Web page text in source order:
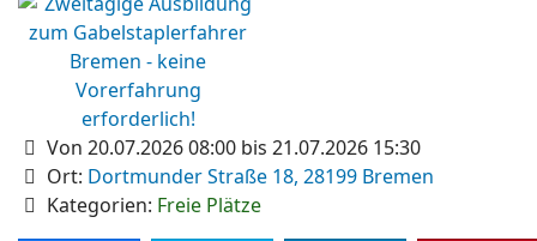
Von 20.07.2026 08:00 bis 21.07.2026 15:30
Ort: Dortmunder Straße 18, 28199 Bremen
Kategorien: Freie Plätze